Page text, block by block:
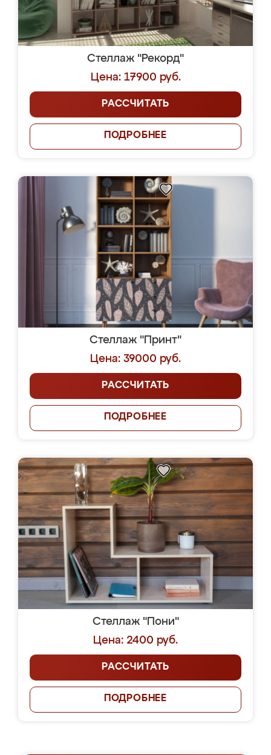
Стеллаж "Рекорд"
Цена: 17900 руб.
РАССЧИТАТЬ
ПОДРОБНЕЕ
Стеллаж "Принт"
Цена: 39000 руб.
РАССЧИТАТЬ
ПОДРОБНЕЕ
Стеллаж "Пони"
Цена: 2400 руб.
РАССЧИТАТЬ
ПОДРОБНЕЕ